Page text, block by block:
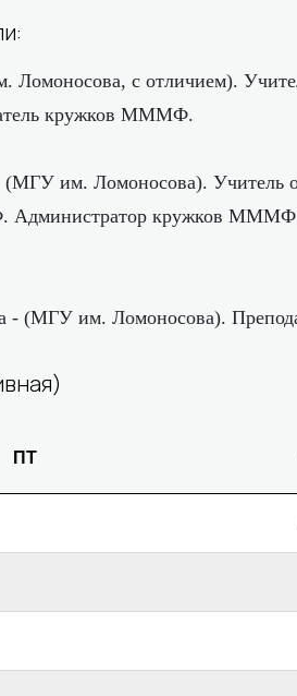
Ломоносова, с отличием).
кружков МММФ.
им. Ломоносова). Учитель
кружков МММФ
- (МГУ им. Ломоносова).
ПТ